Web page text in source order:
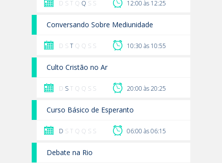
D S T Q Q S S 12:00 às 12:25
Conversando Sobre Mediunidade
D ST Q Q S S 10:30 às 10:55
Culto Cristão no Ar
D S T Q Q S S 20:00 às 20:25
Curso Básico de Esperanto
D S T Q Q S S 06:00 às 06:15
Debate na Rio